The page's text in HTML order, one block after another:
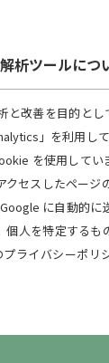
ービスを行なうた
場合
とが必要である場
性及び安全性確保
ます。
の照会・修正・削
ることを確認の上
析ツールにつ
と改善を目的と
」を利用し
を使用してい
セスしたページ
に自動的に
個人を特定するも
ライバシーポリ